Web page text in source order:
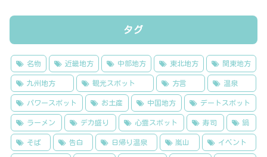
タグ
名物 近畿地方 中部地方 東北地方 関東地方
九州地方 観光スポット 方言 温泉
パワースポット お土産 中国地方 デートスポット
ラーメン デカ盛り 心霊スポット 寿司 鍋
そば 告白 日帰り温泉 嵐山 イベント